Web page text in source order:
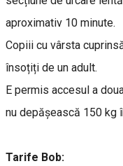
aproximativ 10 minute.
Copiii cu vârsta
însoțiți de un adult.
E permis accesul a
nu depășească 150 kg
Tarife Bob: